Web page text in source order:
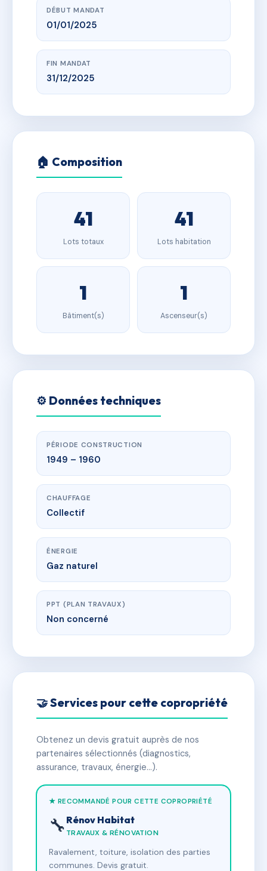
DÉBUT MANDAT
01/01/2025
FIN MANDAT
31/12/2025
🏠 Composition
41
Lots totaux
41
Lots habitation
1
Bâtiment(s)
1
Ascenseur(s)
⚙️ Données techniques
PÉRIODE CONSTRUCTION
1949 – 1960
CHAUFFAGE
Collectif
ÉNERGIE
Gaz naturel
PPT (PLAN TRAVAUX)
Non concerné
🤝 Services pour cette copropriété
Obtenez un devis gratuit auprès de nos
partenaires sélectionnés (diagnostics,
assurance, travaux, énergie…).
★ RECOMMANDÉ POUR CETTE COPROPRIÉTÉ
🔧 Rénov Habitat
TRAVAUX & RÉNOVATION
Ravalement, toiture, isolation des parties
communes. Devis gratuit.